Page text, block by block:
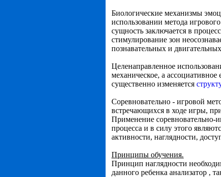
Биологические механизмы
использовании метода
сущность заключается в
стимулирование зон
познавательных и
Целенаправленное
механическое, а
существенно изменяется
Соревновательно - игровой
встречающихся в ходе игры,
Применение соревновательно-
процесса и в силу этого
активности, наглядности,
Принципы обучения.
Принцип наглядности
данного ребенка анализатор ,